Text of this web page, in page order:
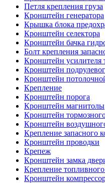
Петля крепления груза
Кронштейн генератора
Крышка блока
Кронштейн селектора
Кронштейн бачка
Болт крепления
Кронштейн усилителя
Кронштейн
Кронштейн
Крепление
Кронштейн порога
Кронштейн магнитолы
Кронштейн
Кронштейн
Крепление запасного
Кронштейн проводки
Крепеж
Кронштейн замка
Крепление топливного
Кронштейн